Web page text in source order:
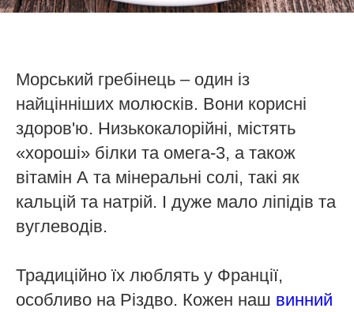
Морський гребінець – один із
найцінніших молюсків. Вони корисні
здоров'ю. Низькокалорійні, містять
«хороші» білки та омега-3, а також
вітамін А та мінеральні солі, такі як
кальцій та натрій. І дуже мало ліпідів та
вуглеводів.
Традиційно їх люблять у Франції,
особливо на Різдво. Кожен наш винний